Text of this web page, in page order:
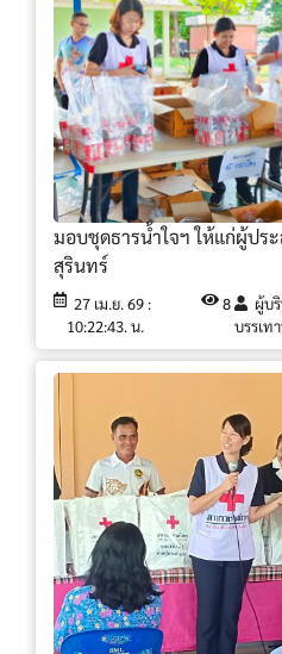
มอบชุดธารน้ำใจฯ ให้แก่ผู้ปร
สุรินทร์
27 เม.ย. 69 :
10:22:43. น.
8
ผู้บ
บรรเท